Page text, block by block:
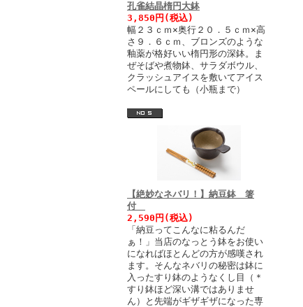
孔雀結晶楕円大鉢
3,850円(税込)
幅２３ｃｍ×奥行２０．５ｃｍ×高
さ９．６ｃｍ、ブロンズのような
釉薬が格好いい楕円形の深鉢。ま
ぜそばや煮物鉢、サラダボウル、
クラッシュアイスを敷いてアイス
ペールにしても（小瓶まで）
【絶妙なネバリ！】納豆鉢 箸
付
2,590円(税込)
「納豆ってこんなに粘るんだ
ぁ！」当店のなっとう鉢をお使い
になればほとんどの方が感嘆され
ます。そんなネバリの秘密は鉢に
入ったすり鉢のようなくし目（＊
すり鉢ほど深い溝ではありませ
ん）と先端がギザギザになった専